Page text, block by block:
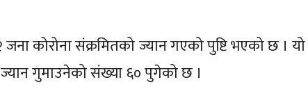
कोरोना संक्रमितको ज्यान गएको पुष्टि भएको छ ।
गुमाउनेको संख्या ६० पुगेको छ ।